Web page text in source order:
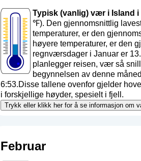
Typisk (vanlig) vær i Island i
℉). Den gjennomsnittlig
temperaturer, er den
høyere temperaturer, er den
regnværsdager i Januar er
planlegger reisen, vær så
begynnelsen av denne
6:53.Disse tallene ovenfor gjelder
i forskjellige høyder, spesielt i fjell.
Trykk eller klikk her for å se informasjon om
Februar